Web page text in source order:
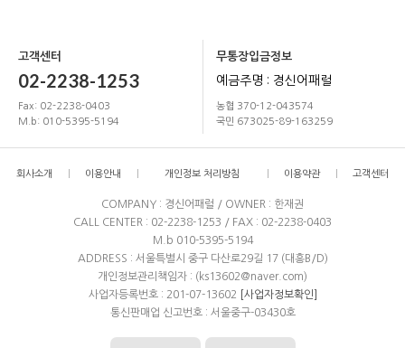
고객센터
02-2238-1253
Fax: 02-2238-0403
M.b: 010-5395-5194
무통장입금정보
예금주명 : 경신어패럴
농협 370-12-043574
국민 673025-89-163259
회사소개 이용안내 개인정보 처리방침 이용약관 고객센터
COMPANY : 경신어패럴 / OWNER : 한재권
CALL CENTER : 02-2238-1253 / FAX : 02-2238-0403
M.b 010-5395-5194
ADDRESS : 서울특별시 중구 다산로29길 17 (대흥B/D)
개인정보관리책임자 : (ks13602@naver.com)
사업자등록번호 : 201-07-13602
[사업자정보확인]
통신판매업 신고번호 : 서울중구-03430호